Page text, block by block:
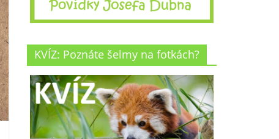
KVÍZ: Poznáte šelmy na fotkách?